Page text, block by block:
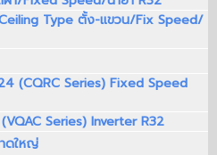
Type ตั้ง-แขวน/Fix Speed/
(CQRC Series) Fixed Speed
Series) Inverter R32
ดใหญ่